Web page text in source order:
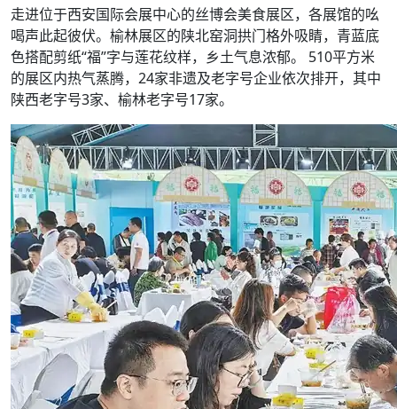
走进位于西安国际会展中心的丝博会美食展区，各展馆的吆
喝声此起彼伏。榆林展区的陕北窑洞拱门格外吸睛，青蓝底
色搭配剪纸“福”字与莲花纹样，乡土气息浓郁。 510平方米
的展区内热气蒸腾，24家非遗及老字号企业依次排开，其中
陕西老字号3家、榆林老字号17家。